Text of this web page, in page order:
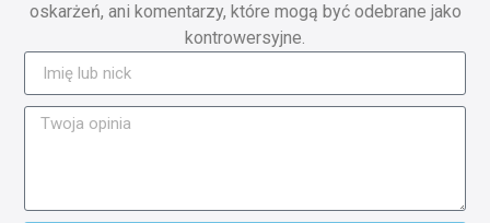
oskarżeń, ani komentarzy, które mogą być odebrane jako
kontrowersyjne.